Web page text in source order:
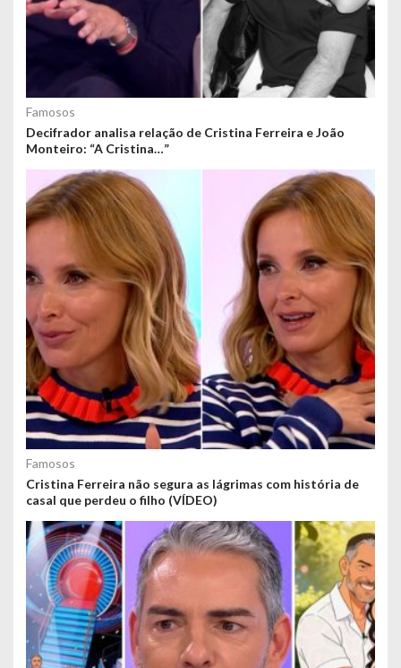
Famosos
Decifrador analisa relação de Cristina Ferreira e João
Monteiro: “A Cristina…”
Famosos
Cristina Ferreira não segura as lágrimas com história de
casal que perdeu o filho (VÍDEO)